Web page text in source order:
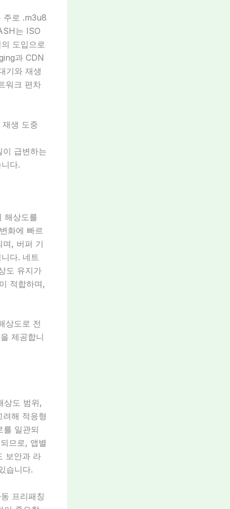
주로 .m3u8
는 ISO
도입으로
과 CDN
기와 재생
워크 편차
생 도중
급변하는
다.
해상도를
화에 빠르
며, 버퍼 기
다. 네트
도 유지가
적합하며,
상도로 전
제공합니
상도 범위,
해 적응형
를 일관되
므로, 앱별
보안과 라
습니다.
프리패칭